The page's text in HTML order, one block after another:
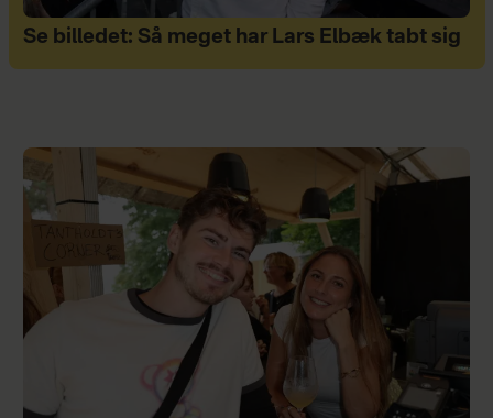
Se billedet: Så meget har Lars Elbæk tabt sig